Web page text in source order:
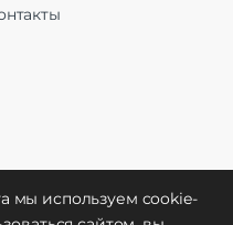
мы используем cookie-